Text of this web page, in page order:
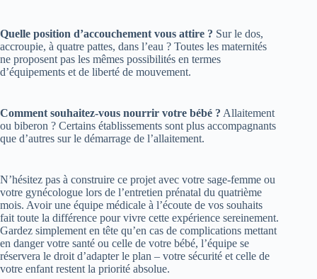
Quelle position d’accouchement vous attire ? Sur le dos,
accroupie, à quatre pattes, dans l’eau ? Toutes les maternités
ne proposent pas les mêmes possibilités en termes
d’équipements et de liberté de mouvement.
Comment souhaitez-vous nourrir votre bébé ? Allaitement
ou biberon ? Certains établissements sont plus accompagnants
que d’autres sur le démarrage de l’allaitement.
N’hésitez pas à construire ce projet avec votre sage-femme ou
votre gynécologue lors de l’entretien prénatal du quatrième
mois. Avoir une équipe médicale à l’écoute de vos souhaits
fait toute la différence pour vivre cette expérience sereinement.
Gardez simplement en tête qu’en cas de complications mettant
en danger votre santé ou celle de votre bébé, l’équipe se
réservera le droit d’adapter le plan – votre sécurité et celle de
votre enfant restent la priorité absolue.